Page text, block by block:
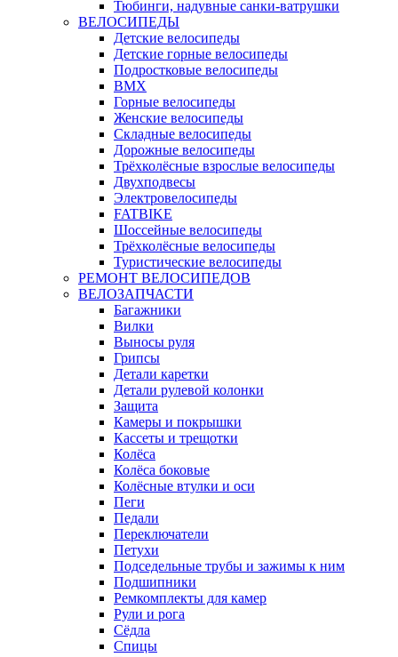
Тюбинги, надувные санки-ватрушки
ВЕЛОСИПЕДЫ
Детские велосипеды
Детские горные велосипеды
Подростковые велосипеды
BMX
Горные велосипеды
Женские велосипеды
Складные велосипеды
Дорожные велосипеды
Трёхколёсные взрослые велосипеды
Двухподвесы
Электровелосипеды
FATBIKE
Шоссейные велосипеды
Трёхколёсные велосипеды
Туристические велосипеды
РЕМОНТ ВЕЛОСИПЕДОВ
ВЕЛОЗАПЧАСТИ
Багажники
Вилки
Выносы руля
Грипсы
Детали каретки
Детали рулевой колонки
Защита
Камеры и покрышки
Кассеты и трещотки
Колёса
Колёса боковые
Колёсные втулки и оси
Пеги
Педали
Переключатели
Петухи
Подседельные трубы и зажимы к ним
Подшипники
Ремкомплекты для камер
Рули и рога
Сёдла
Спицы